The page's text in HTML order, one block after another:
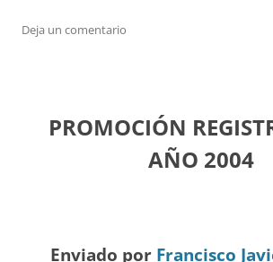
Deja un comentario
PROMOCIÓN
AÑO 2004
Enviado por Francisco